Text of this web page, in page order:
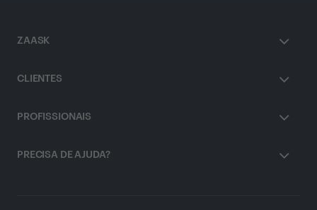
ZAASK
CLIENTES
PROFISSIONAIS
PRECISA DE AJUDA?